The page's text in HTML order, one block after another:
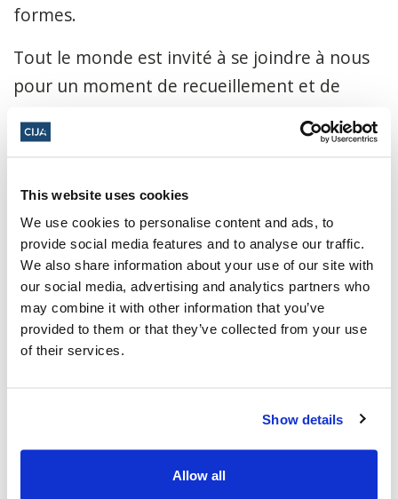
This website uses cookies
We use cookies to personalise content and ads, to
provide social media features and to analyse our traffic.
We also share information about your use of our site with
our social media, advertising and analytics partners who
may combine it with other information that you’ve
provided to them or that they’ve collected from your use
of their services.
Show details
Allow all
formes.
Tout le monde est invité à se joindre à nous
pour un moment de recueillement et de
13 avril 2026, de 19 h 30 à 21 h 30 (heure
des Rocheuses)
Congrégation Beth Tzedec -1325
Glenmore Trl SW, Calgary, AB T2V 4Y8,
Canada
Ajouter au calendrier :